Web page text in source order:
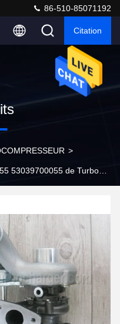
86-510-85071192
Citation
>
53039700055 de Turbo